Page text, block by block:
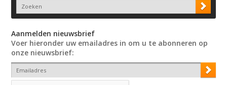
Aanmelden nieuwsbrief
Voer hieronder uw emailadres in om u te abonneren op
onze nieuwsbrief: